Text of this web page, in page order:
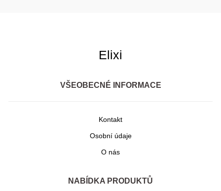
Elixi
VŠEOBECNÉ INFORMACE
Kontakt
Osobní údaje
O nás
NABÍDKA PRODUKTŮ